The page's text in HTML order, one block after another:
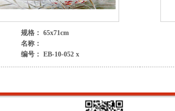
规格： 65x71cm
名称：
编号： EB-10-052 x